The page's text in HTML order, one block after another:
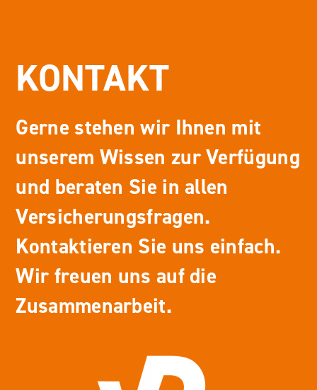
KONTAKT
Gerne stehen wir Ihnen mit
unserem Wissen zur Verfügung
und beraten Sie in allen
Versicherungsfragen.
Kontaktieren Sie uns einfach.
Wir freuen uns auf die
Zusammenarbeit.